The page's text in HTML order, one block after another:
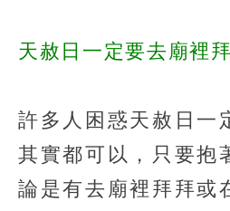
天赦日一定要去廟裡
許多人困惑天赦日一
其實都可以，只要抱
論是有去廟裡拜拜或